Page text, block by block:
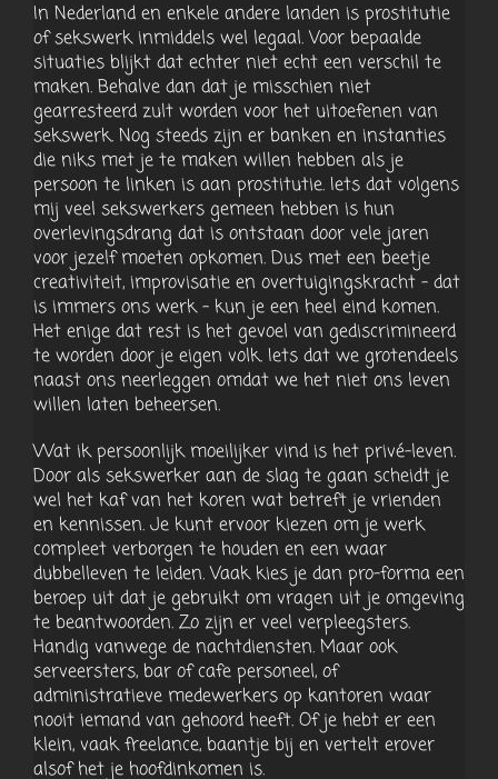
In Nederland en enkele andere landen is prostitutie
of sekswerk inmiddels wel legaal. Voor bepaalde
situaties blijkt dat echter niet echt een verschil te
maken. Behalve dan dat je misschien niet
gearresteerd zult worden voor het uitoefenen van
sekswerk. Nog steeds zijn er banken en instanties
die niks met je te maken willen hebben als je
persoon te linken is aan prostitutie. Iets dat volgens
mij veel sekswerkers gemeen hebben is hun
overlevingsdrang dat is ontstaan door vele jaren
voor jezelf moeten opkomen. Dus met een beetje
creativiteit, improvisatie en overtuigingskracht – dat
is immers ons werk – kun je een heel eind komen.
Het enige dat rest is het gevoel van gediscrimineerd
te worden door je eigen volk. Iets dat we grotendeels
naast ons neerleggen omdat we het niet ons leven
willen laten beheersen.
Wat ik persoonlijk moeilijker vind is het privé-leven.
Door als sekswerker aan de slag te gaan scheidt je
wel het kaf van het koren wat betreft je vrienden
en kennissen. Je kunt ervoor kiezen om je werk
compleet verborgen te houden en een waar
dubbelleven te leiden. Vaak kies je dan pro-forma een
beroep uit dat je gebruikt om vragen uit je omgeving
te beantwoorden. Zo zijn er veel verpleegsters.
Handig vanwege de nachtdiensten. Maar ook
serveersters, bar of cafe personeel, of
administratieve medewerkers op kantoren waar
nooit iemand van gehoord heeft. Of je hebt er een
klein, vaak freelance, baantje bij en vertelt erover
alsof het je hoofdinkomen is.